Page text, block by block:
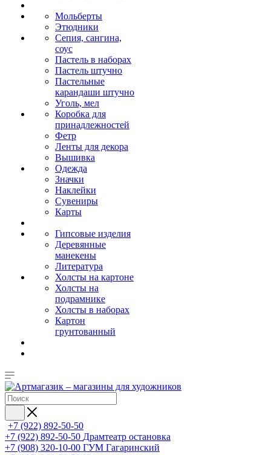
Мольберты
Этюдники
Сепия, сангина,
соус
Пастель в наборах
Пастель штучно
Пастельные
карандаши штучно
Уголь, мел
Коробка для
принадлежностей
Фетр
Ленты для декора
Вышивка
Одежда
Значки
Наклейки
Сувениры
Карты
Гипсовые изделия
Деревянные
манекены
Литература
Холсты на картоне
Холсты на
подрамнике
Холсты в наборах
Картон
грунтованный
+7 (922) 892-50-50
+7 (922) 892-50-50 Драмтеатр остановка
+7 (908) 320-10-00 ГУМ Гагаринский